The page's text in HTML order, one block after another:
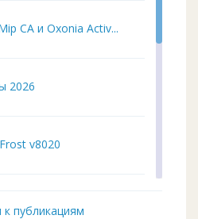
CA и Oxonia Activ...
2026
v8020
к публикациям